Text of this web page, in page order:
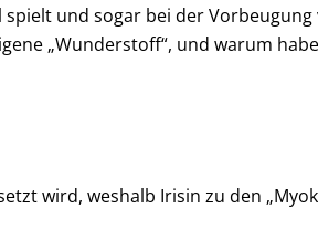
und sogar bei der
„Wunderstoff“, und warum
wird, weshalb Irisin zu den